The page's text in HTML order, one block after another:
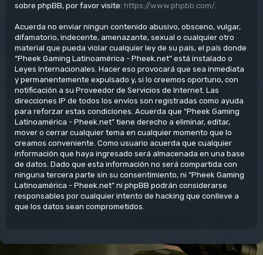
sobre phpBB, por favor visite: https://www.phpbb.com/
Acuerda no enviar ningun contenido abusivo, obsceno, vulgar,
difamatorio, indecente, amenazante, sexual o cualquier otro
material que pueda violar cualquier ley de su país, el país donde
“Pheek Gaming Latinoamérica - Pheek.net” está instalado o
Leyes Internacionales. Hacer eso provocará que sea inmediata
y permanentemente expulsado y, si lo creemos oportuno, con
notificación a su Proveedor de Servicios de Internet. Las
direcciones IP de todos los envíos son registradas como ayuda
para reforzar estas condiciones. Acuerda que “Pheek Gaming
Latinoamérica - Pheek.net” tiene derecho a eliminar, editar,
mover o cerrar cualquier tema en cualquier momento que lo
creamos conveniente. Como usuario acuerda que cualquier
información que haya ingresado será almacenada en una base
de datos. Dado que esta información no será compartida con
ninguna tercera parte sin su consentimiento, ni “Pheek Gaming
Latinoamérica - Pheek.net” ni phpBB podrán considerarse
responsables por cualquier intento de hacking que conlleve a
que los datos sean comprometidos.